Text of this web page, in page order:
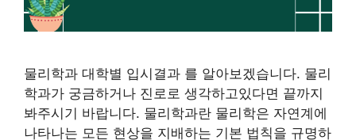
물리학과 대학별 입시결과 를 알아보겠습니다. 물리
학과가 궁금하거나 진로로 생각하고있다면 끝까지
봐주시기 바랍니다. 물리학과란 물리학은 자연계에
나타나는 모든 현상을 지배하는 기본 법칙을 규명하